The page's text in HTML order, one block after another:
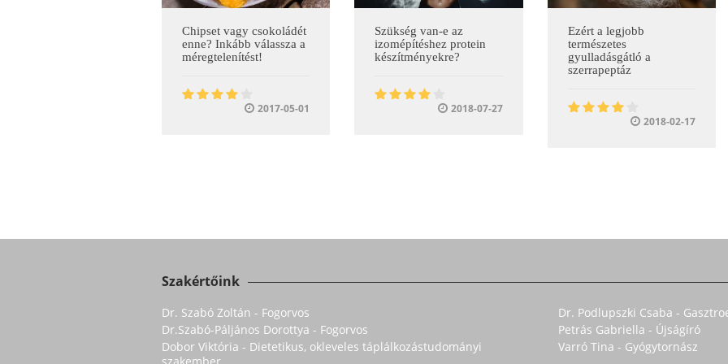
Chipset vagy csokoládét
enne? Inkább válassza a
méregtelenítést!
2017-05-01
Szükség van-e az
izomépítéshez protein
készítményekre?
2018-07-27
Ezért a legjobb
természetes
gyulladásgátló a
szerrapeptáz
2018-02-17
Szakértőink
Dr. Szabó Zoltán - Fogorvos
Dr.Szabó-Páljános Dorottya - Fogorvos
Dobor Viktória - Dietetikus, okleveles táplálkozástudományi
Dr. Podlupszki Csaba -
Petrás Gabriella - Újságíró
Varró Tina - Gyógytornász